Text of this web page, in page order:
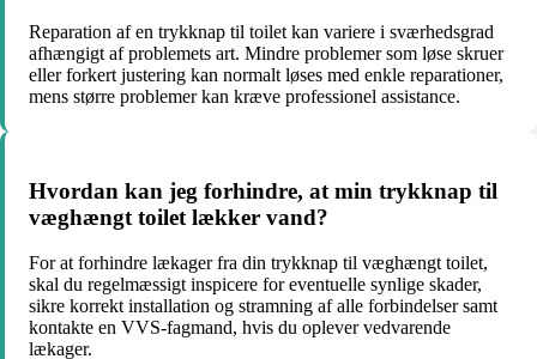
Reparation af en trykknap til toilet kan variere i sværhedsgrad
afhængigt af problemets art. Mindre problemer som løse skruer
eller forkert justering kan normalt løses med enkle reparationer,
mens større problemer kan kræve professionel assistance.
Hvordan kan jeg forhindre, at min trykknap til
væghængt toilet lækker vand?
For at forhindre lækager fra din trykknap til væghængt toilet,
skal du regelmæssigt inspicere for eventuelle synlige skader,
sikre korrekt installation og stramning af alle forbindelser samt
kontakte en VVS-fagmand, hvis du oplever vedvarende
lækager.